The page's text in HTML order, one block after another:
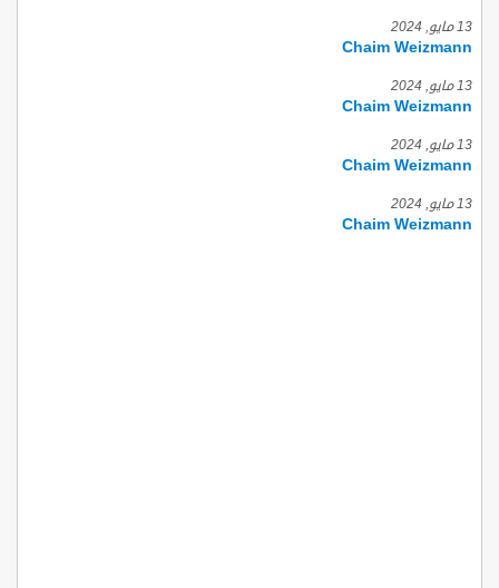
13 مايو, 2024
Chaim Weizmann
13 مايو, 2024
Chaim Weizmann
13 مايو, 2024
Chaim Weizmann
13 مايو, 2024
Chaim Weizmann